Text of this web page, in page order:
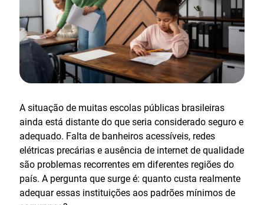
A situação de muitas escolas públicas brasileiras
ainda está distante do que seria considerado seguro e
adequado. Falta de banheiros acessíveis, redes
elétricas precárias e ausência de internet de qualidade
são problemas recorrentes em diferentes regiões do
país. A pergunta que surge é: quanto custa realmente
adequar essas instituições aos padrões mínimos de